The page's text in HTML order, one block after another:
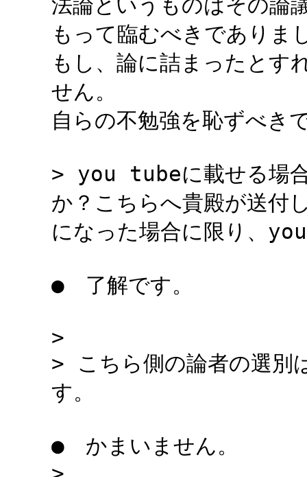
もって臨むべきでありま
もし、論に詰まったとす
せん。
自らの不勉強を恥ずべき
> you tubeに載せる場合
か？こちらへ貴殿が送付
になった場合に限り、
● 了解です。
>
> こちら側の論者の選別
す。
● かまいません。